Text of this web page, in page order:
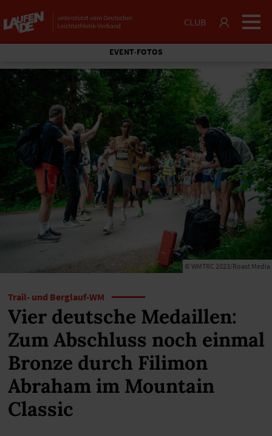
CLUB
EVENT-FOTOS
© WMTRC 2023/Roast Media
Trail- und Berglauf-WM
Vier deutsche Medaillen:
Zum Abschluss noch einmal
Bronze durch Filimon
Abraham im Mountain
Classic